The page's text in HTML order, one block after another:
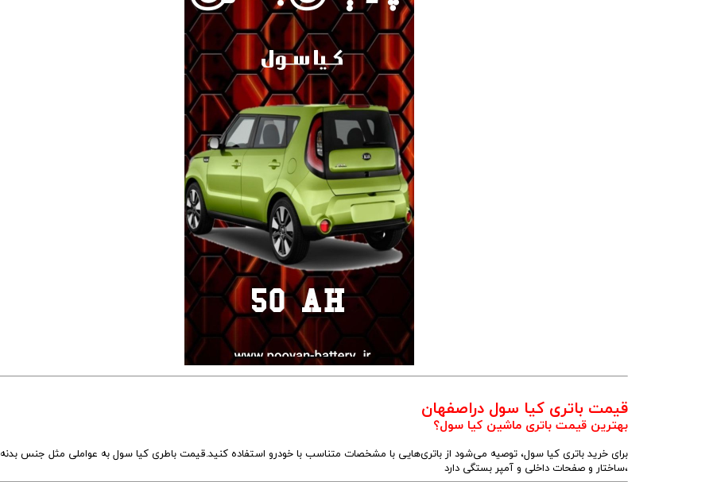
قیمت باتری کیا سول دراصفهان
بهترین قیمت باتری ماشین کیا سول؟
برای خرید باتری کیا سول، توصیه می‌شود از باتری‌هایی با مشخصات متناسب با خودرو استفاده کنید.قیمت باطری کیا سول به عواملی مثل جنس بدنه
،ساختار و صفحات داخلی و آمپر بستگی دارد